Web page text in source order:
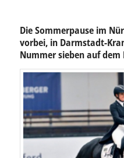
Die Sommerpause im
vorbei, in Darmstadt-
Nummer sieben auf